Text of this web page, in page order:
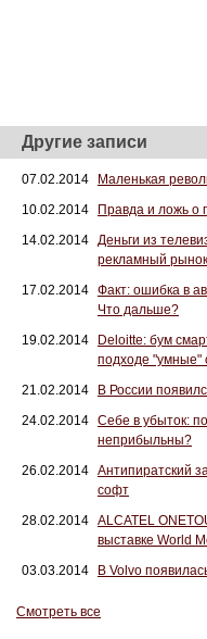
Другие записи
07.02.2014
Маленькая
10.02.2014
Правда и ложь о
14.02.2014 Деньги из
рекламный рынок
17.02.2014 Факт: ошибка в
Что дальше?
19.02.2014
Deloitte: бум
подходе "умные"
21.02.2014
В России
24.02.2014 Себе в убыток:
неприбыльны?
26.02.2014 Антипиратский
софт
28.02.2014 ALCATEL
выставке World
03.03.2014
В Volvo
Смотреть все